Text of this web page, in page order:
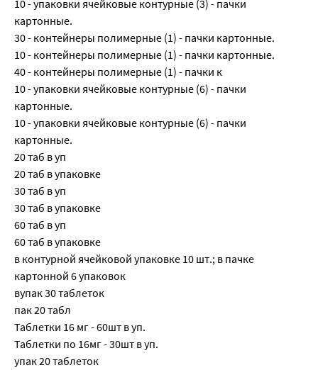
10 - упаковки ячейковые контурные (3) - пачки
картонные.
30 - контейнеры полимерные (1) - пачки картонные.
10 - контейнеры полимерные (1) - пачки картонные.
40 - контейнеры полимерные (1) - пачки к
10 - упаковки ячейковые контурные (6) - пачки
картонные.
10 - упаковки ячейковые контурные (6) - пачки
картонные.
20 таб в уп
20 таб в упаковке
30 таб в уп
30 таб в упаковке
60 таб в уп
60 таб в упаковке
в контурной ячейковой упаковке 10 шт.; в пачке
картонной 6 упаковок
вупак 30 таблеток
пак 20 табл
Таблетки 16 мг - 60шт в уп.
Таблетки по 16мг - 30шт в уп.
упак 20 таблеток